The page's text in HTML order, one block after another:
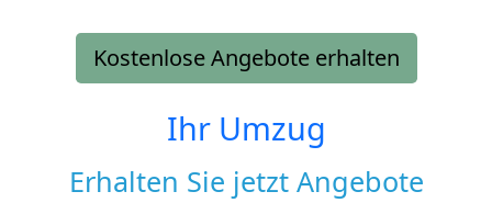
Kostenlose Angebote erhalten
Ihr Umzug
Erhalten Sie jetzt Angebote